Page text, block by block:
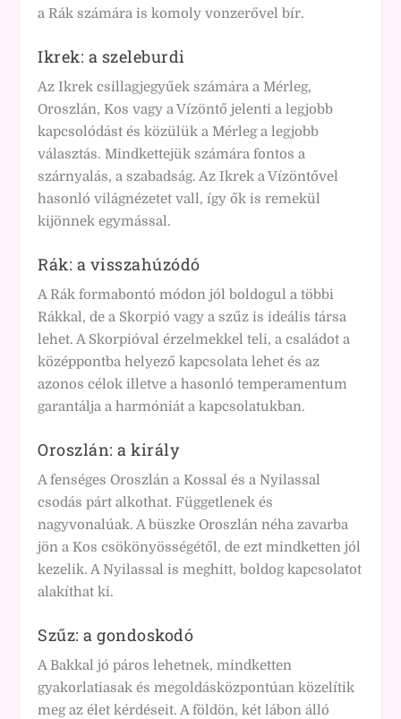
a Rák számára is komoly vonzerővel bír.
Ikrek: a szeleburdi
Az Ikrek csillagjegyűek számára a Mérleg,
Oroszlán, Kos vagy a Vízöntő jelenti a legjobb
kapcsolódást és közülük a Mérleg a legjobb
választás. Mindkettejük számára fontos a
szárnyalás, a szabadság. Az Ikrek a Vízöntővel
hasonló világnézetet vall, így ők is remekül
kijönnek egymással.
Rák: a visszahúzódó
A Rák formabontó módon jól boldogul a többi
Rákkal, de a Skorpió vagy a szűz is ideális társa
lehet. A Skorpióval érzelmekkel teli, a családot a
középpontba helyező kapcsolata lehet és az
azonos célok illetve a hasonló temperamentum
garantálja a harmóniát a kapcsolatukban.
Oroszlán: a király
A fenséges Oroszlán a Kossal és a Nyilassal
csodás párt alkothat. Függetlenek és
nagyvonalúak. A büszke Oroszlán néha zavarba
jön a Kos csökönyösségétől, de ezt mindketten jól
kezelik. A Nyilassal is meghitt, boldog kapcsolatot
alakíthat ki.
Szűz: a gondoskodó
A Bakkal jó páros lehetnek, mindketten
gyakorlatiasak és megoldásközpontúan közelítik
meg az élet kérdéseit. A földön, két lábon álló